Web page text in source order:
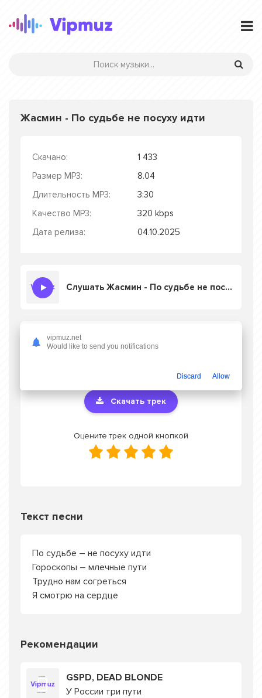
Жасмин - По судьбе не посуху идти
Скачано:
1 433
Размер MP3:
8.04
Длительность MP3:
3:30
Качество MP3:
320 kbps
Дата релиза:
04.10.2025
Слушать Жасмин - По судьбе не посуху идти
Скачать песню Жасмин - По судьбе не
посуху идтив mp3 или слушать онлайн
Скачать трек
Оцените трек одной кнопкой
Текст песни
По судьбе – не посуху идти
Гороскопы – млечные пути
Трудно нам согреться
Я смотрю на сердце
Рекомендации
GSPD, DEAD BLONDE
У России три пути
vipmuz.net
Would like to send you notifications
Discard Allow